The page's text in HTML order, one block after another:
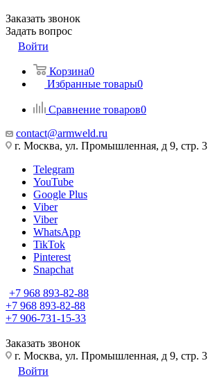
Заказать звонок
Задать вопрос
Войти
Корзина0
Избранные товары0
Сравнение товаров0
contact@armweld.ru
г. Москва, ул. Промышленная, д 9, стр. 3
Telegram
YouTube
Google Plus
Viber
Viber
WhatsApp
TikTok
Pinterest
Snapchat
+7 968 893-82-88
+7 968 893-82-88
+7 906-731-15-33
Заказать звонок
г. Москва, ул. Промышленная, д 9, стр. 3
Войти